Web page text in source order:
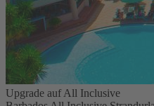
Upgrade auf All Inclusive